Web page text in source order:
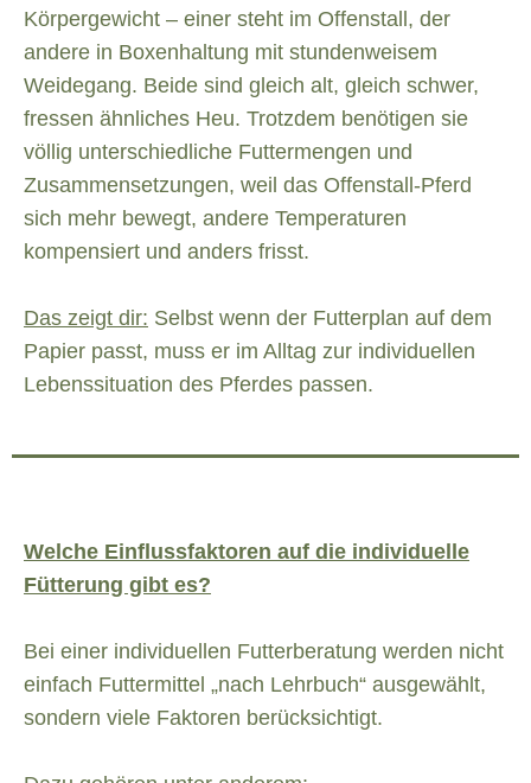
Körpergewicht – einer steht im Offenstall, der
andere in Boxenhaltung mit stundenweisem
Weidegang. Beide sind gleich alt, gleich schwer,
fressen ähnliches Heu. Trotzdem benötigen sie
völlig unterschiedliche Futtermengen und
Zusammensetzungen, weil das Offenstall-Pferd
sich mehr bewegt, andere Temperaturen
kompensiert und anders frisst.
Das zeigt dir: Selbst wenn der Futterplan auf dem
Papier passt, muss er im Alltag zur individuellen
Lebenssituation des Pferdes passen.
Welche Einflussfaktoren auf die individuelle
Fütterung gibt es?
Bei einer individuellen Futterberatung werden nicht
einfach Futtermittel „nach Lehrbuch“ ausgewählt,
sondern viele Faktoren berücksichtigt.